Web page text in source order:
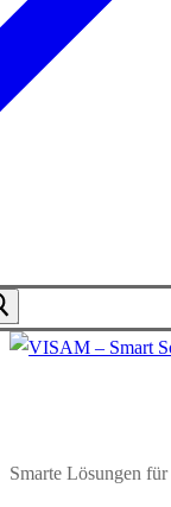
Smarte Lösungen